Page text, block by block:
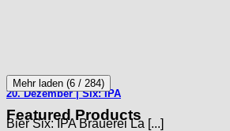
20. Dezember | Six: IPA
Bier Six: IPA Brauerei La [...]
Mehr laden (6 / 284)
Featured Products